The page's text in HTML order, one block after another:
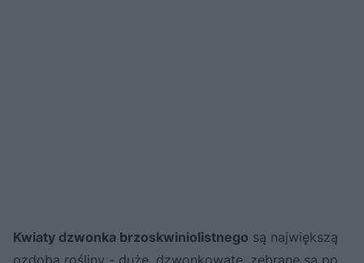
Kwiaty dzwonka brzoskwiniolistnego są największą
ozdobą rośliny - duże, dzwonkowate, zebrane są po